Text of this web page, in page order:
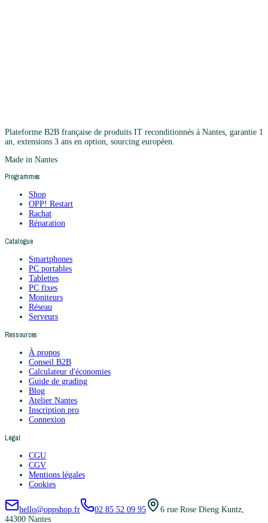
Plateforme B2B française de produits IT reconditionnés à Nantes, garantie 1
an, extensions 3 ans en option, sourcing européen.
Made in Nantes
Programmes
Shop
OPP! Restart
Rachat
Réparation
Catalogue
Smartphones
PC portables
Tablettes
PC fixes
Moniteurs
Réseau
Serveurs
Ressources
À propos
Conseil B2B
Calculateur d'économies
Guide de grading
Blog
Atelier Nantes
Inscription pro
Connexion
Légal
CGU
CGV
Mentions légales
Cookies
hello@oppshop.fr 02 85 52 09 95
6 rue Rose Dieng Kuntz,
44300 Nantes